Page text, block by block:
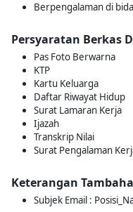
Berpengalaman di
Persyaratan Berkas
Pas Foto Berwarna
KTP
Kartu Keluarga
Daftar Riwayat Hidup
Surat Lamaran Kerja
Ijazah
Transkrip Nilai
Surat Pengalaman
Keterangan
Subjek Email :